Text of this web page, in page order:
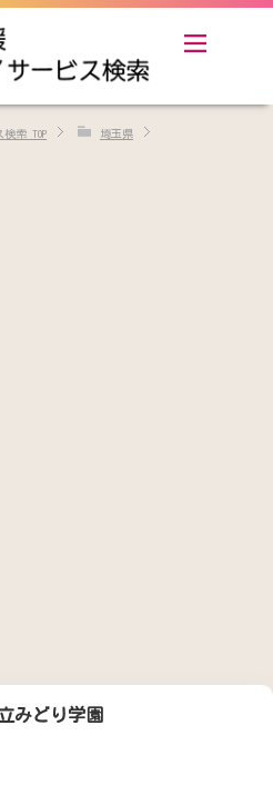
検索 TOP
埼玉県
みどり学園